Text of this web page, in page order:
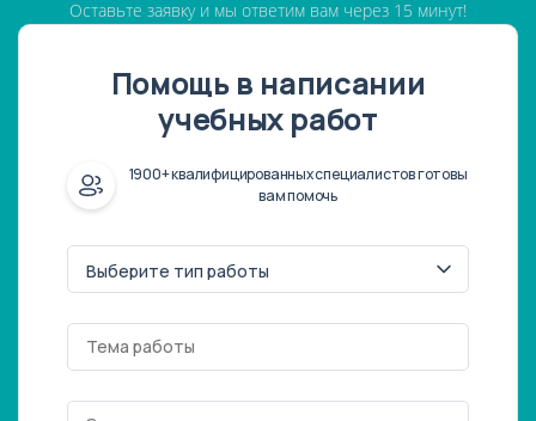
Оставьте заявку и мы ответим вам через 15 минут!
Помощь в написании
учебных работ
1900+ квалифицированных специалистов готовы
вам помочь